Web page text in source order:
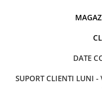
DATE
SUPORT CLIENTI LUNI -